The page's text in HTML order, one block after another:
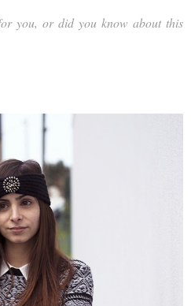
you, or did you know about this